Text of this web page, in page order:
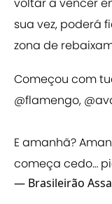
sua vez, poderá
zona de
Começou com
@flamengo,
E amanhã?
começa cedo…
— Brasileirão